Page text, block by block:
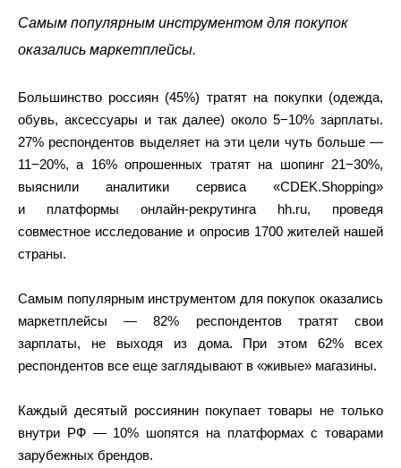
Самым популярным инструментом для покупок
оказались маркетплейсы.
Большинство россиян (45%) тратят на покупки (одежда,
обувь, аксессуары и так далее) около 5−10% зарплаты.
27% респондентов выделяет на эти цели чуть больше —
11−20%, а 16% опрошенных тратят на шопинг 21−30%,
выяснили аналитики сервиса «CDEK.Shopping»
и платформы онлайн-рекрутинга hh.ru, проведя
совместное исследование и опросив 1700 жителей нашей
страны.
Самым популярным инструментом для покупок оказались
маркетплейсы — 82% респондентов тратят свои
зарплаты, не выходя из дома. При этом 62% всех
респондентов все еще заглядывают в «живые» магазины.
Каждый десятый россиянин покупает товары не только
внутри РФ — 10% шопятся на платформах с товарами
зарубежных брендов.